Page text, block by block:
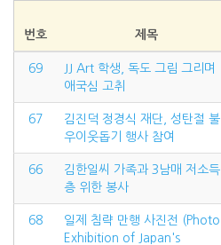
번호 제목
69
JJ Art 학생, 독도 그림 그리며
애국심 고취
67
김진덕 정경식 재단, 성탄절 불
우이웃돕기 행사 참여
66
김한일씨 가족과 3남매 저소득
층 위한 봉사
68
일제 침략 만행 사진전 (Photo
Exhibition of Japan's